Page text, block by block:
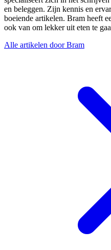
en beleggen. Zijn kennis en
boeiende artikelen. Bram heeft
ook van om lekker uit eten te
Alle artikelen door Bram